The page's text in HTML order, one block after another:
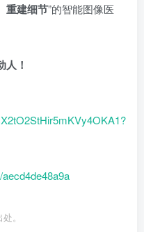
重建细节”的智能图像医
！
。